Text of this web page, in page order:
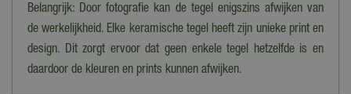
Belangrijk: Door fotografie kan de tegel enigszins afwijken van
de werkelijkheid. Elke keramische tegel heeft zijn unieke print en
design. Dit zorgt ervoor dat geen enkele tegel hetzelfde is en
daardoor de kleuren en prints kunnen afwijken.